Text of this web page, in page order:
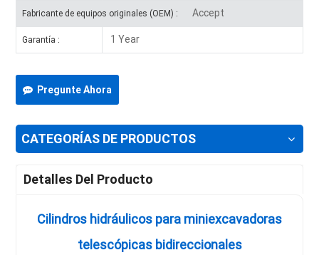
Fabricante de equipos originales (OEM) : Accept
Garantía : 1 Year
Pregunte Ahora
CATEGORÍAS DE PRODUCTOS
Detalles Del Producto
Cilindros hidráulicos para miniexcavadoras
telescópicas bidireccionales